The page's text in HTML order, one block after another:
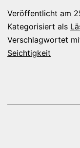
Veröffentlicht am
Kategorisiert als
Verschlagwortet
Seichtigkeit